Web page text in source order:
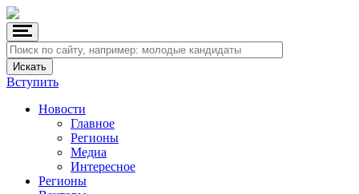
Вступить
Новости
Главное
Регионы
Медиа
Интересное
Регионы